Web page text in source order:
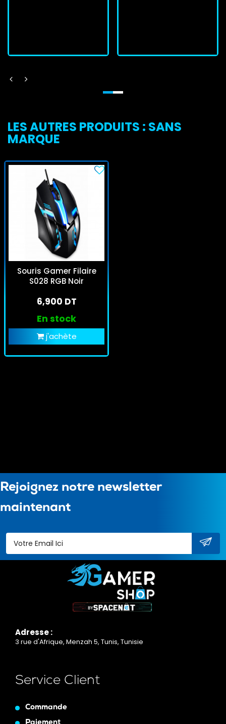
LES AUTRES PRODUITS : SANS
MARQUE
Souris Gamer Filaire
S028 RGB Noir
6,900 DT
En stock
j'achète
Rejoignez notre newsletter
maintenant
Adresse :
3 rue d'Afrique, Menzah 5, Tunis, Tunisie
Service Client
Commande